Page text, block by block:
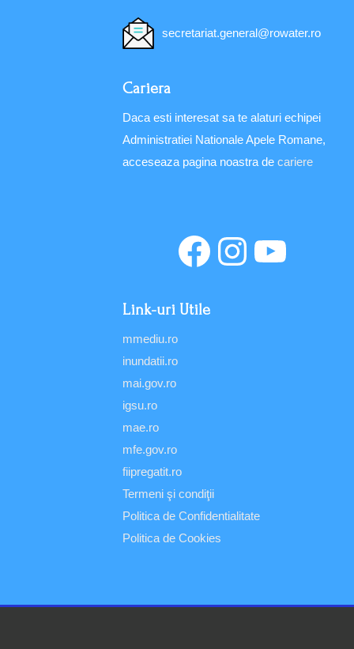
secretariat.general@rowater.ro
Cariera
Daca esti interesat sa te alaturi echipei
Administratiei Nationale Apele Romane,
acceseaza pagina noastra de cariere
Link-uri Utile
mmediu.ro
inundatii.ro
mai.gov.ro
igsu.ro
mae.ro
mfe.gov.ro
fiipregatit.ro
Termeni şi condiţii
Politica de Confidentialitate
Politica de Cookies